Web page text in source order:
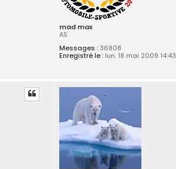
mad max
AS
Messages :36808
Enregistré le :lun. 18 mai 2009 14:43